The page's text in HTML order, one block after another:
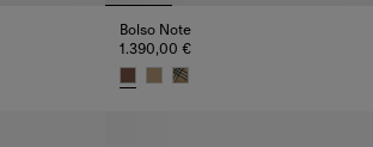
Bolso Note
1.390,00 €